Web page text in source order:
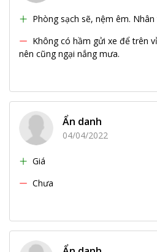
Phòng sạch sẽ, nệm êm.
Không có hầm gửi xe để trên
nên cũng ngại nắng mưa.
Ẩn danh
04/04/2022
Giá
Chưa